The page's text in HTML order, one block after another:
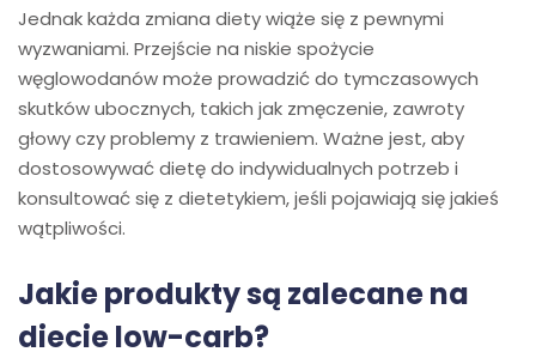
Jednak każda zmiana diety wiąże się z pewnymi
wyzwaniami. Przejście na niskie spożycie
węglowodanów może prowadzić do tymczasowych
skutków ubocznych, takich jak zmęczenie, zawroty
głowy czy problemy z trawieniem. Ważne jest, aby
dostosowywać dietę do indywidualnych potrzeb i
konsultować się z dietetykiem, jeśli pojawiają się jakieś
wątpliwości.
Jakie produkty są zalecane na
diecie low-carb?